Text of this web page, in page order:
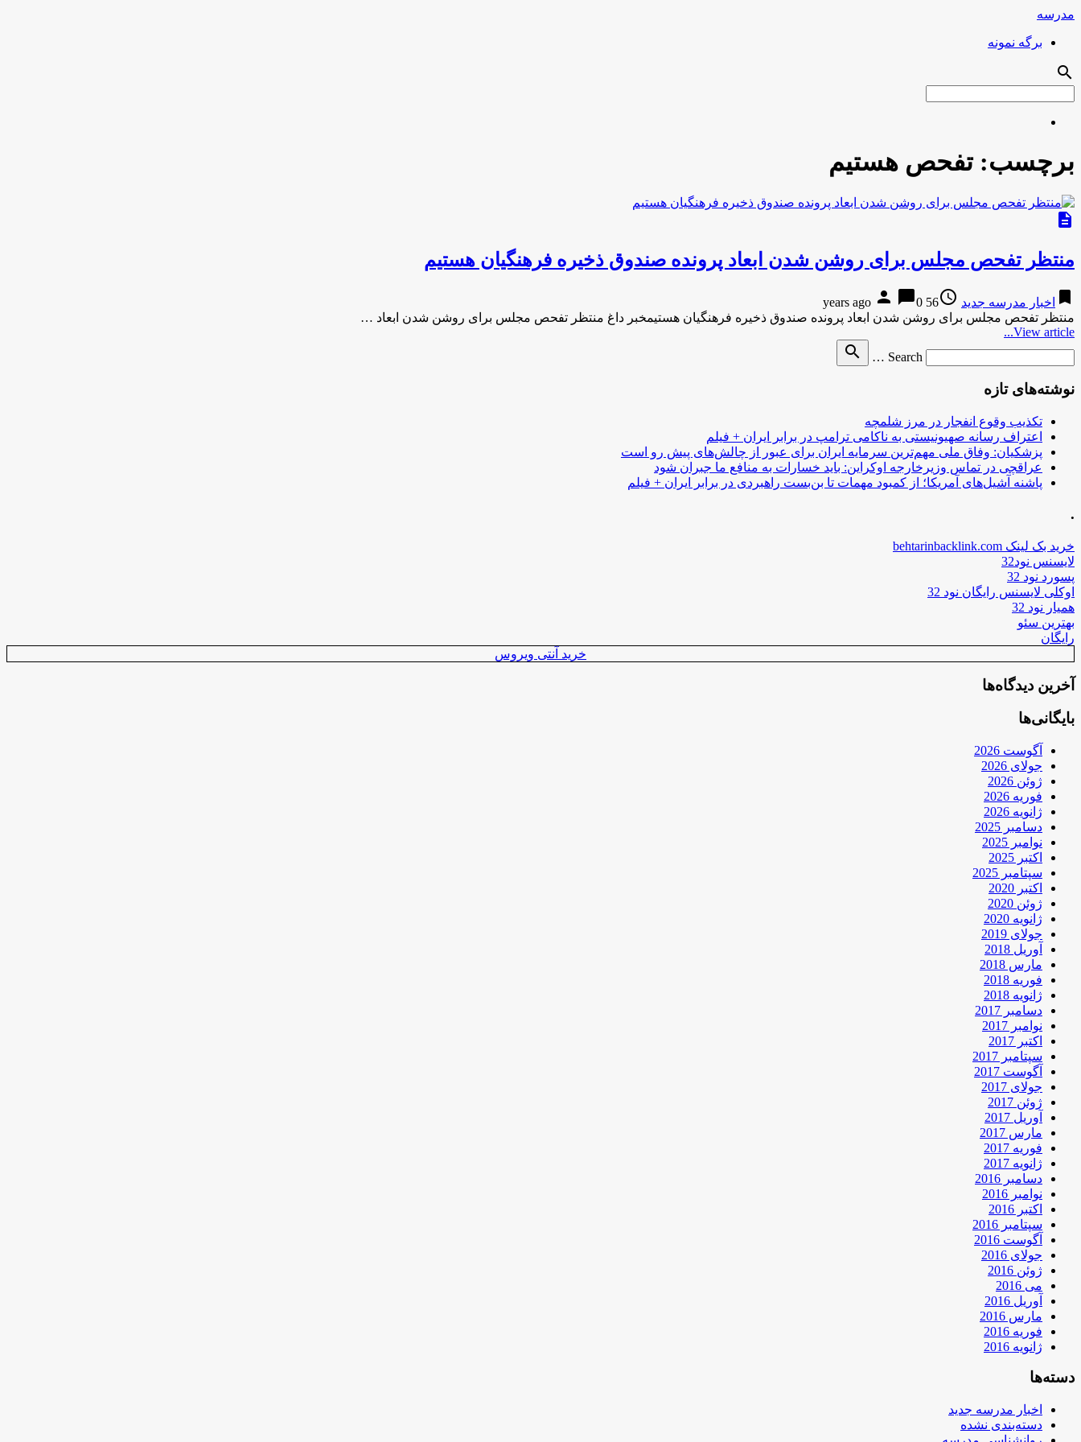
مدرسه
برگه نمونه
search
برچسب:تفحص هستیم
description
منتظر تفحص مجلس برای روشن شدن ابعاد پرونده صندوق ذخیره فرهنگیان هستیم
bookmark اخبار مدرسه جدید access_time
56 years ago
person chat_bubble0
منتظر تفحص مجلس برای روشن شدن ابعاد پرونده صندوق ذخیره فرهنگیان هستیمخبر داغ منتظر تفحص مجلس برای روشن شدن ابعاد …
View article...
Search …
search
نوشته‌های تازه
تکذیب وقوع انفجار در مرز شلمچه
اعتراف رسانه صهیونیستی به ناکامی ترامپ در برابر ایران + فیلم
پزشکیان: وفاق ملی مهم‌ترین سرمایه ایران برای عبور از چالش‌های پیش رو است
عراقچی در تماس وزیرخارجه اوکراین: باید خسارات به منافع ما جبران شود
پاشنه آشیل‌های آمریکا؛ از کمبود مهمات تا بن‌بست راهبردی در برابر ایران + فیلم
.
خرید بک لینک behtarinbacklink.com
لایسنس نود32
پسورد نود 32
اوکلی لایسنس رایگان نود 32
همیار نود 32
بهترین سئو
رایگان
خرید آنتی ویروس
آخرین دیدگاه‌ها
بایگانی‌ها
آگوست 2026
جولای 2026
ژوئن 2026
فوریه 2026
ژانویه 2026
دسامبر 2025
نوامبر 2025
اکتبر 2025
سپتامبر 2025
اکتبر 2020
ژوئن 2020
ژانویه 2020
جولای 2019
آوریل 2018
مارس 2018
فوریه 2018
ژانویه 2018
دسامبر 2017
نوامبر 2017
اکتبر 2017
سپتامبر 2017
آگوست 2017
جولای 2017
ژوئن 2017
آوریل 2017
مارس 2017
فوریه 2017
ژانویه 2017
دسامبر 2016
نوامبر 2016
اکتبر 2016
سپتامبر 2016
آگوست 2016
جولای 2016
ژوئن 2016
می 2016
آوریل 2016
مارس 2016
فوریه 2016
ژانویه 2016
دسته‌ها
اخبار مدرسه جدید
دسته‌بندی نشده